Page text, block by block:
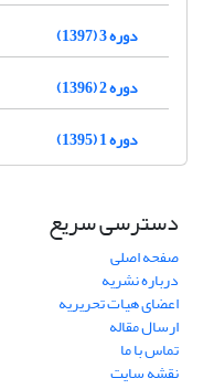
دوره 3 (1397)
دوره 2 (1396)
دوره 1 (1395)
دسترسی سریع
صفحه اصلی
درباره نشریه
اعضای هیات تحریریه
ارسال مقاله
تماس با ما
نقشه سایت